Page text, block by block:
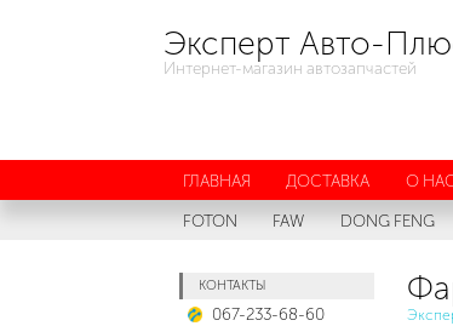
Эксперт Авто-
Интернет-магазин автозапчастей
ГЛАВНАЯ ДОСТАВКА О
FOTON
FAW DONG FENG
КОНТАКТЫ
067-233-68-60